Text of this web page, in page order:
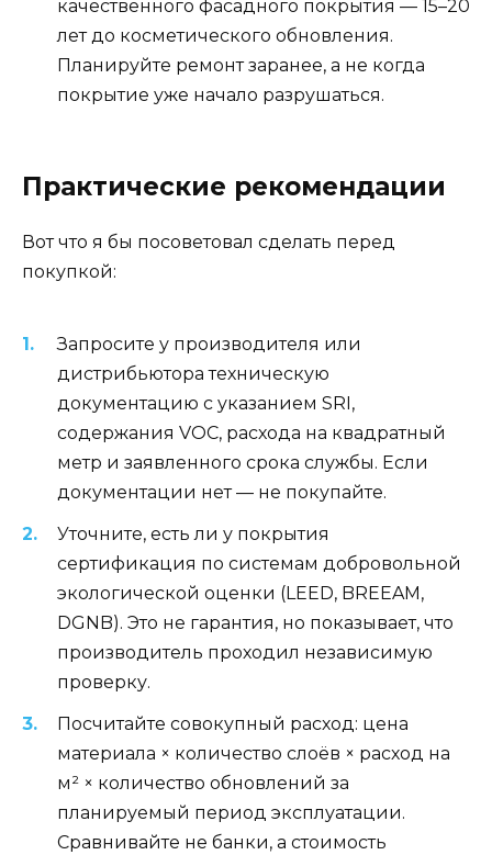
качественного фасадного покрытия — 15–20
лет до косметического обновления.
Планируйте ремонт заранее, а не когда
покрытие уже начало разрушаться.
Практические рекомендации
Вот что я бы посоветовал сделать перед
покупкой:
Запросите у производителя или
дистрибьютора техническую
документацию с указанием SRI,
содержания VOC, расхода на квадратный
метр и заявленного срока службы. Если
документации нет — не покупайте.
Уточните, есть ли у покрытия
сертификация по системам добровольной
экологической оценки (LEED, BREEAM,
DGNB). Это не гарантия, но показывает, что
производитель проходил независимую
проверку.
Посчитайте совокупный расход: цена
материала × количество слоёв × расход на
м² × количество обновлений за
планируемый период эксплуатации.
Сравнивайте не банки, а стоимость